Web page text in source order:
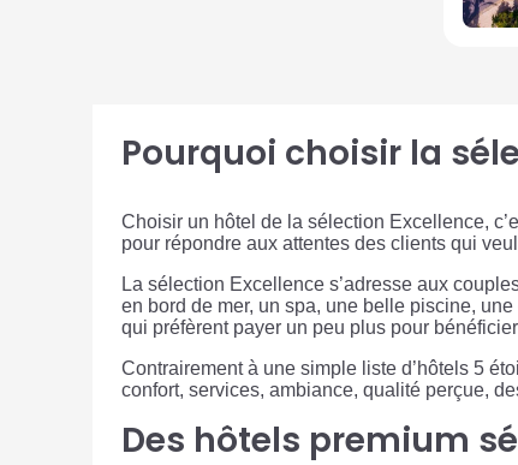
Pourquoi choisir la
Choisir un hôtel de la sélection Excellence,
pour répondre aux attentes des clients qui
La sélection Excellence s’adresse aux
en bord de mer, un spa, une belle piscine,
qui préfèrent payer un peu plus pour
Contrairement à une simple liste d’hôtels 5
confort, services, ambiance, qualité perçue,
Des hôtels premium